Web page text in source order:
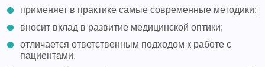
применяет в практике самые современные методики;
вносит вклад в развитие медицинской оптики;
отличается ответственным подходом к работе с
пациентами.